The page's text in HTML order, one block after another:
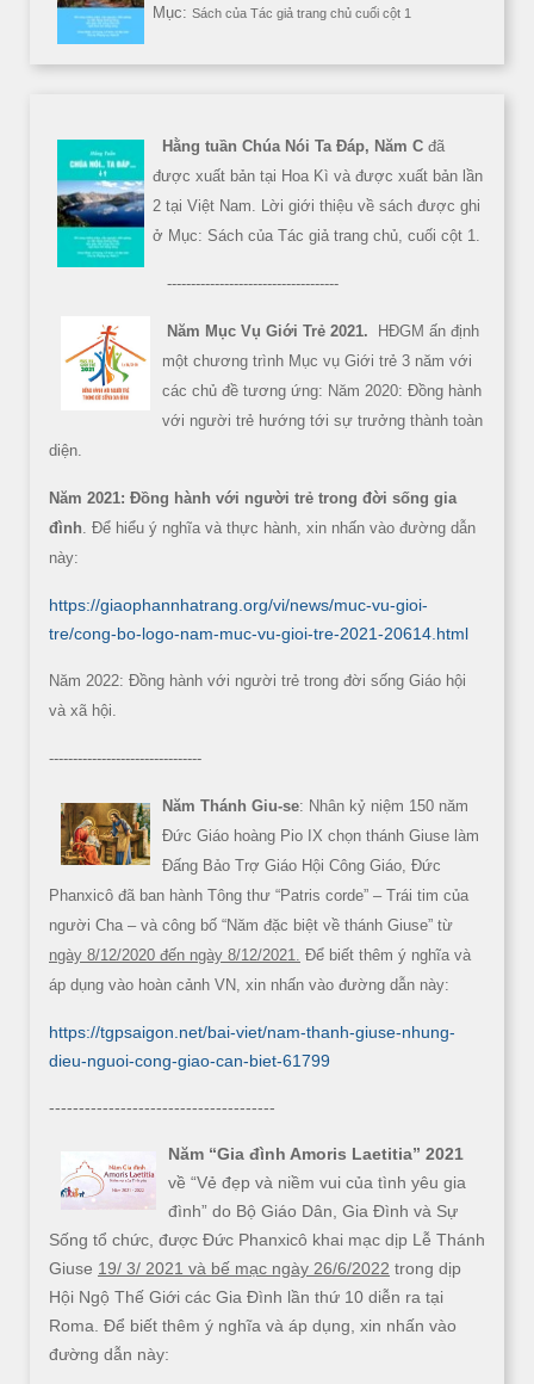
Mục: Sách của Tác giả trang chủ cuối cột 1
Hằng tuần Chúa Nói Ta Đáp, Năm C đã
được xuất bản tại Hoa Kì và được xuất bản lần
2 tại Việt Nam. Lời giới thiệu về sách được ghi
ở Mục: Sách của Tác giả trang chủ, cuối cột 1.
------------------------------------
Năm Mục Vụ Giới Trẻ 2021.
HĐGM ấn định
một chương trình Mục vụ Giới trẻ 3 năm với
các chủ đề tương ứng: Năm 2020: Đồng hành
với người trẻ hướng tới sự trưởng thành toàn
diện.
Năm 2021: Đồng hành với người trẻ trong đời sống gia
đình. Để hiểu ý nghĩa và thực hành, xin nhấn vào đường dẫn
này:
https://giaophannhatrang.org/vi/news/muc-vu-gioi-
tre/cong-bo-logo-nam-muc-vu-gioi-tre-2021-20614.html
Năm 2022: Đồng hành với người trẻ trong đời sống Giáo hội
và xã hội.
--------------------------------
Năm Thánh Giu-se: Nhân kỷ niệm 150 năm
Đức Giáo hoàng Pio IX chọn thánh Giuse làm
Đấng Bảo Trợ Giáo Hội Công Giáo, Đức
Phanxicô đã ban hành Tông thư “Patris corde” – Trái tim của
người Cha – và công bố “Năm đặc biệt về thánh Giuse” từ
ngày 8/12/2020 đến ngày 8/12/2021. Để biết thêm ý nghĩa và
áp dụng vào hoàn cảnh VN, xin nhấn vào đường dẫn này:
https://tgpsaigon.net/bai-viet/nam-thanh-giuse-nhung-
dieu-nguoi-cong-giao-can-biet-61799
--------------------------------------
Năm “Gia đình Amoris Laetitia” 2021
về “Vẻ đẹp và niềm vui của tình yêu gia
đình” do Bộ Giáo Dân, Gia Đình và Sự
Sống tổ chức, được Đức Phanxicô khai mạc dịp Lễ Thánh
Giuse 19/ 3/ 2021 và bế mạc ngày 26/6/2022 trong dịp
Hội Ngộ Thế Giới các Gia Đình lần thứ 10 diễn ra tại
Roma. Để biết thêm ý nghĩa và áp dụng, xin nhấn vào
đường dẫn này: